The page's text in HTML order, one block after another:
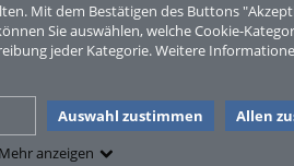
Mit dem Bestätigen des Buttons
Sie auswählen, welche Cookie-
jeder Kategorie. Weitere
Auswahl zustimmen
Allen
Mehr anzeigen